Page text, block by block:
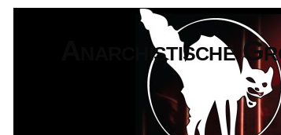
Anarchistische